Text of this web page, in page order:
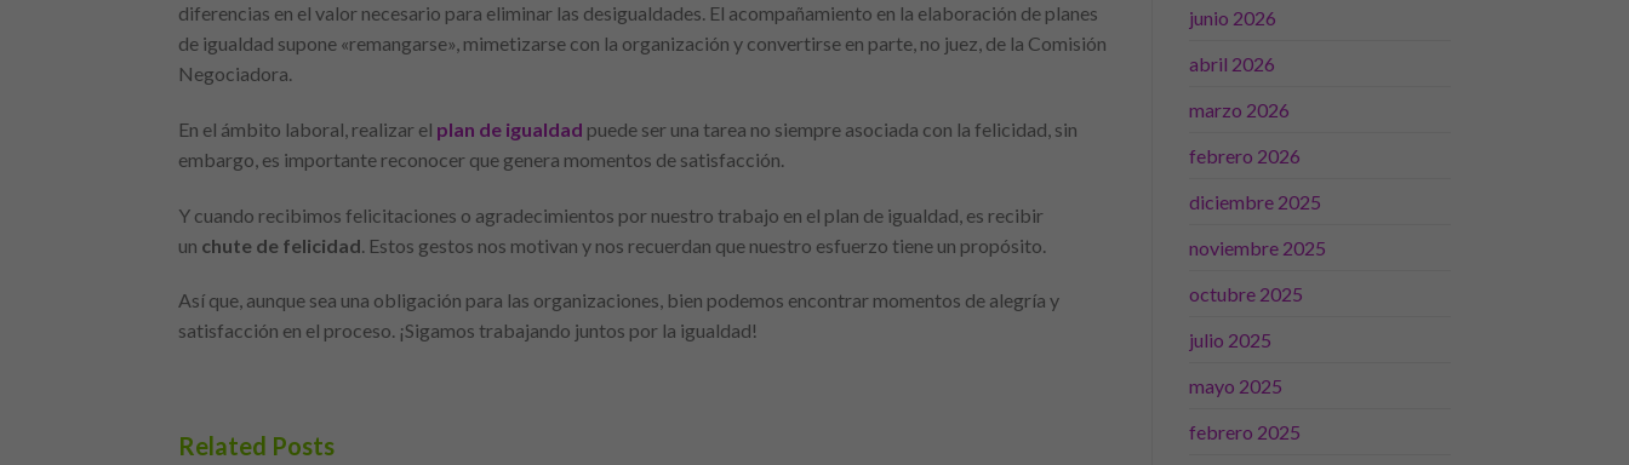
diferencias en el valor necesario para eliminar las desigualdades. El acompañamiento en la elaboración de planes
de igualdad supone «remangarse», mimetizarse con la organización y convertirse en parte, no juez, de la Comisión
Negociadora.
En el ámbito laboral, realizar el plan de igualdad puede ser una tarea no siempre asociada con la felicidad, sin
embargo, es importante reconocer que genera momentos de satisfacción.
Y cuando recibimos felicitaciones o agradecimientos por nuestro trabajo en el plan de igualdad, es recibir
un chute de felicidad . Estos gestos nos motivan y nos recuerdan que nuestro esfuerzo tiene un propósito.
Así que, aunque sea una obligación para las organizaciones, bien podemos encontrar momentos de alegría y
satisfacción en el proceso. ¡Sigamos trabajando juntos por la igualdad!
Related Posts
junio 2026
abril 2026
marzo 2026
febrero 2026
diciembre 2025
noviembre 2025
octubre 2025
julio 2025
mayo 2025
febrero 2025